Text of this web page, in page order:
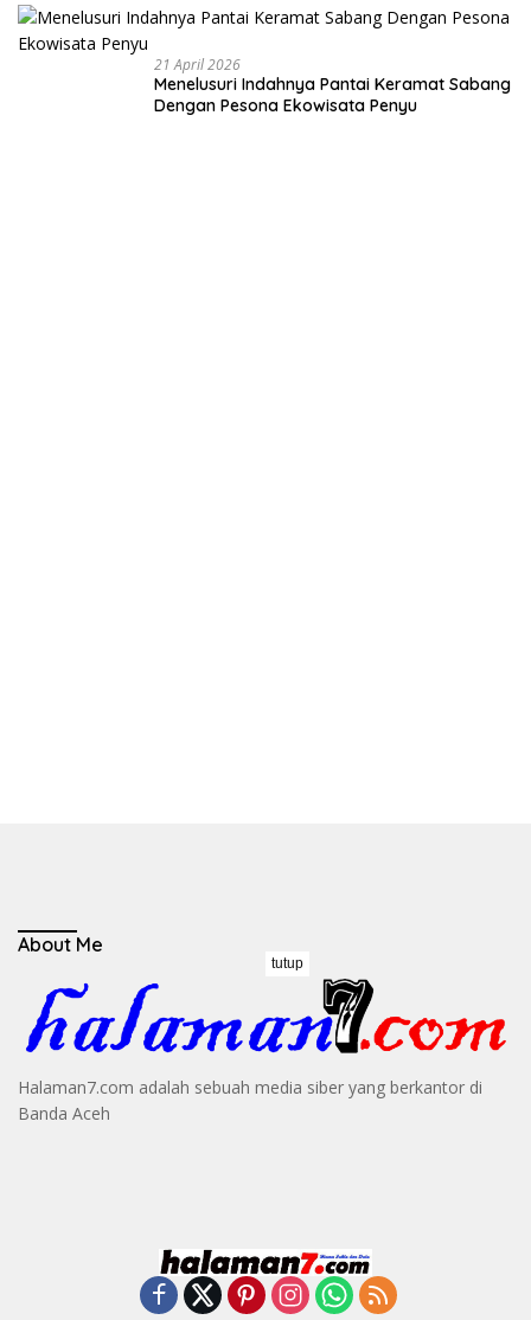
Negeri dari
Desa
21 April 2026
Menelusuri Indahnya Pantai Keramat Sabang
Dengan Pesona Ekowisata Penyu
About Me
Halaman7.com adalah sebuah media siber yang berkantor di
Banda Aceh
tutup